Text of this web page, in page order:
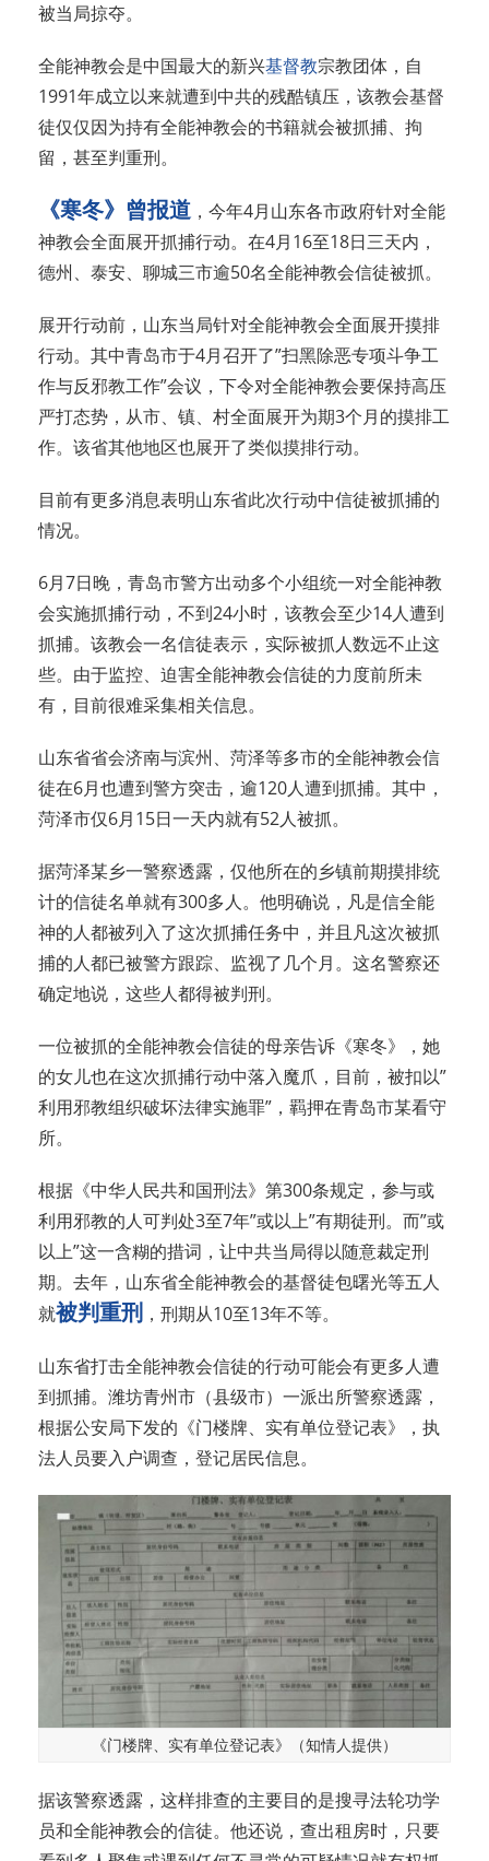
被当局掠夺。
全能神教会是中国最大的新兴基督教宗教团体，自
1991年成立以来就遭到中共的残酷镇压，该教会基督
徒仅仅因为持有全能神教会的书籍就会被抓捕、拘
留，甚至判重刑。
《寒冬》曾报道 ，今年4月山东各市政府针对全能
神教会全面展开抓捕行动。在4月16至18日三天内，
德州、泰安、聊城三市逾50名全能神教会信徒被抓。
展开行动前，山东当局针对全能神教会全面展开摸排
行动。其中青岛市于4月召开了”扫黑除恶专项斗争工
作与反邪教工作”会议，下令对全能神教会要保持高压
严打态势，从市、镇、村全面展开为期3个月的摸排工
作。该省其他地区也展开了类似摸排行动。
目前有更多消息表明山东省此次行动中信徒被抓捕的
情况。
6月7日晚，青岛市警方出动多个小组统一对全能神教
会实施抓捕行动，不到24小时，该教会至少14人遭到
抓捕。该教会一名信徒表示，实际被抓人数远不止这
些。由于监控、迫害全能神教会信徒的力度前所未
有，目前很难采集相关信息。
山东省省会济南与滨州、菏泽等多市的全能神教会信
徒在6月也遭到警方突击，逾120人遭到抓捕。其中，
菏泽市仅6月15日一天内就有52人被抓。
据菏泽某乡一警察透露，仅他所在的乡镇前期摸排统
计的信徒名单就有300多人。他明确说，凡是信全能
神的人都被列入了这次抓捕任务中，并且凡这次被抓
捕的人都已被警方跟踪、监视了几个月。这名警察还
确定地说，这些人都得被判刑。
一位被抓的全能神教会信徒的母亲告诉《寒冬》，她
的女儿也在这次抓捕行动中落入魔爪，目前，被扣以”
利用邪教组织破坏法律实施罪”，羁押在青岛市某看守
所。
根据《中华人民共和国刑法》第300条规定，参与或
利用邪教的人可判处3至7年”或以上”有期徒刑。而”或
以上”这一含糊的措词，让中共当局得以随意裁定刑
期。去年，山东省全能神教会的基督徒包曙光等五人
就被判重刑 ，刑期从10至13年不等。
山东省打击全能神教会信徒的行动可能会有更多人遭
到抓捕。潍坊青州市（县级市）一派出所警察透露，
根据公安局下发的《门楼牌、实有单位登记表》，执
法人员要入户调查，登记居民信息。
《门楼牌、实有单位登记表》（知情人提供）
据该警察透露，这样排查的主要目的是搜寻法轮功学
员和全能神教会的信徒。他还说，查出租房时，只要